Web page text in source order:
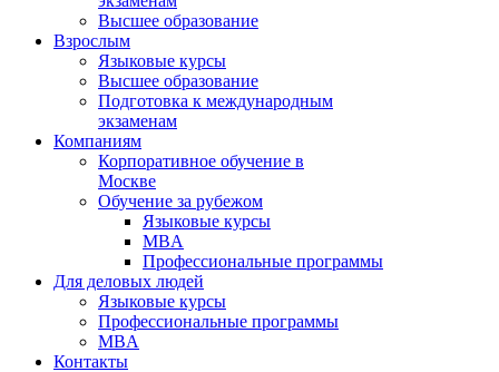
Высшее образование
Взрослым
Языковые курсы
Высшее образование
Подготовка к международным
экзаменам
Компаниям
Корпоративное обучение в
Москве
Обучение за рубежом
Языковые курсы
MBA
Профессиональные программы
Для деловых людей
Языковые курсы
Профессиональные программы
MBA
Контакты